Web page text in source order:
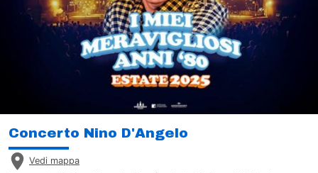
Concerto Nino D'Angelo
Vedi mappa